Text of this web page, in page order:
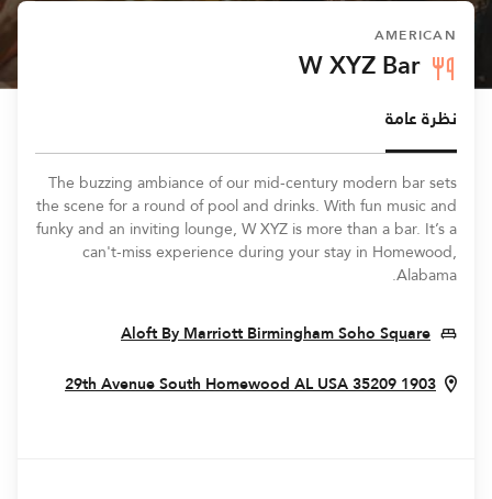
AMERICAN
W XYZ Bar
نظرة عامة
The buzzing ambiance of our mid-century modern bar sets
the scene for a round of pool and drinks. With fun music and
funky and an inviting lounge, W XYZ is more than a bar. It’s a
can't-miss experience during your stay in Homewood,
Alabama.
Aloft By Marriott Birmingham Soho Square
New Window
1903 29th Avenue South
HomewoodALUSA35209